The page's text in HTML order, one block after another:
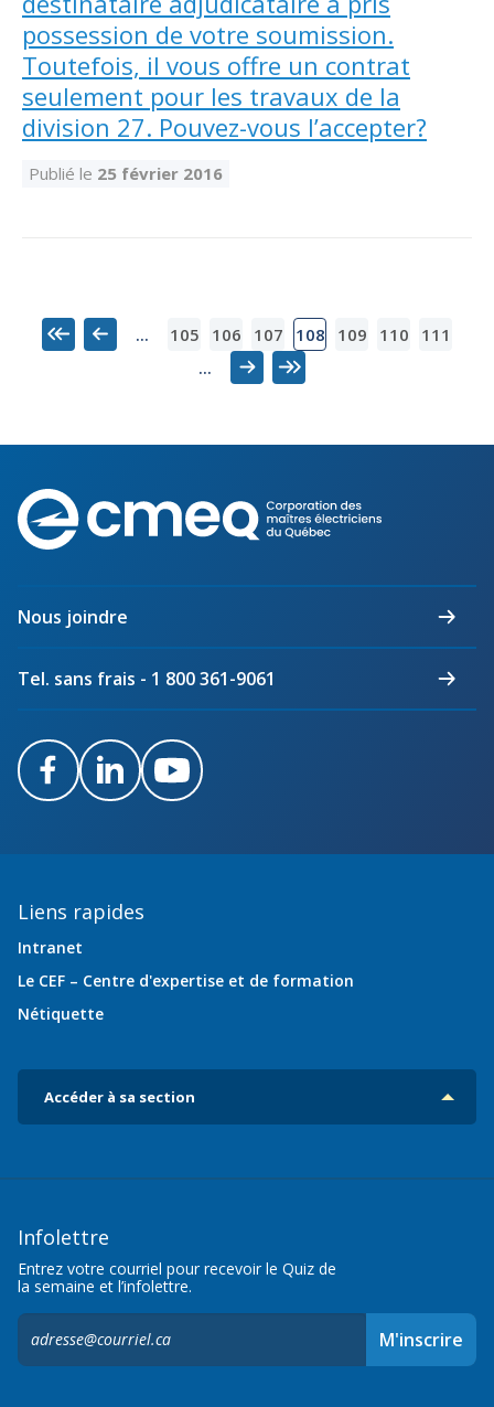
possession de votre soumission.
Toutefois, il vous offre un contrat
seulement pour les travaux de la
division 27. Pouvez-vous l’accepter?
Publié le 25 février 2016
PremierPrécédent
... 105 106 107 108 109 110
111
...
SuivantDernier
des
électriciens
Nous joindre
Tel. sans frais - 1 800 361-9061
FacebookLinkedInYoutube
Liens rapides
Intranet
Le CEF – Centre d'expertise et de formation
Nétiquette
Accéder à sa section
Infolettre
Entrez votre courriel pour recevoir le Quiz de
la semaine et l’infolettre.
M'inscrire